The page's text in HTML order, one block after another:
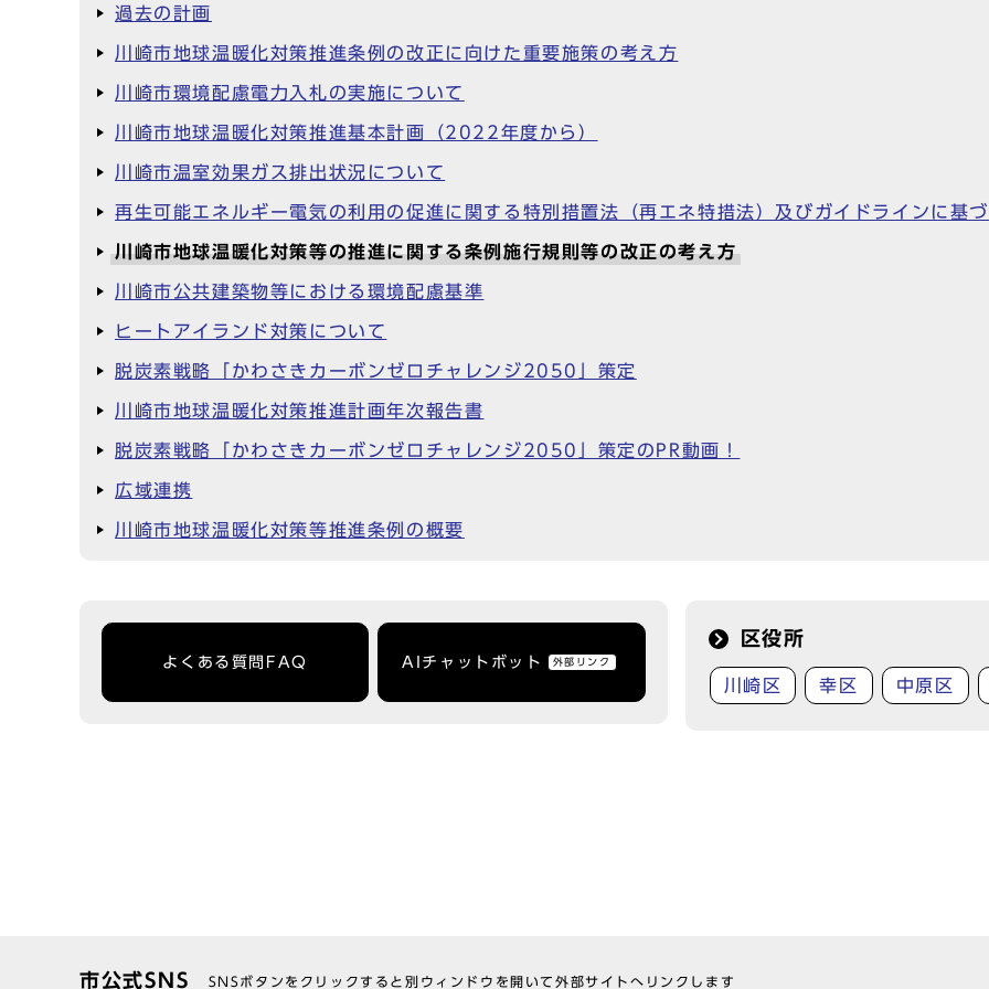
過去の計画
川崎市地球温暖化対策推進条例の改正に向けた重要施策の考え方
川崎市環境配慮電力入札の実施について
川崎市地球温暖化対策推進基本計画（2022年度から）
川崎市温室効果ガス排出状況について
再生可能エネルギー電気の利用の促進に関する特別措置法（再エネ特措法）及びガイドラインに基
川崎市地球温暖化対策等の推進に関する条例施行規則等の改正の考え方
川崎市公共建築物等における環境配慮基準
ヒートアイランド対策について
脱炭素戦略「かわさきカーボンゼロチャレンジ2050」策定
川崎市地球温暖化対策推進計画年次報告書
脱炭素戦略「かわさきカーボンゼロチャレンジ2050」策定のPR動画！
広域連携
川崎市地球温暖化対策等推進条例の概要
よくある質問FAQ AIチャットボット 外部リンク
区役所
川崎区 幸区 中原区
市公式SNS SNSボタンをクリックすると別ウィンドウを開いて外部サイトへリンクします